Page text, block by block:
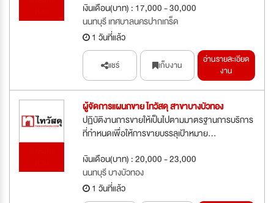
เงินเดือน(บาท) : 17,000 - 30,000
นนทบุรี เทศบาลนครปากเกร็ด
1 วันที่แล้ว
แชร์ เก็บงาน
อ่านรายละเอียด
งาน
ผู้จัดการแผนกขาย ไทวัสดุ สาขาบางบัวทอง
ปฏิบัติงานการขายให้เป็นไปตามมาตรฐานการบริการ
ที่กำหนดเพื่อให้การขายบรรลุเป้าหมาย...
เงินเดือน(บาท) : 20,000 - 23,000
นนทบุรี บางบัวทอง
1 วันที่แล้ว